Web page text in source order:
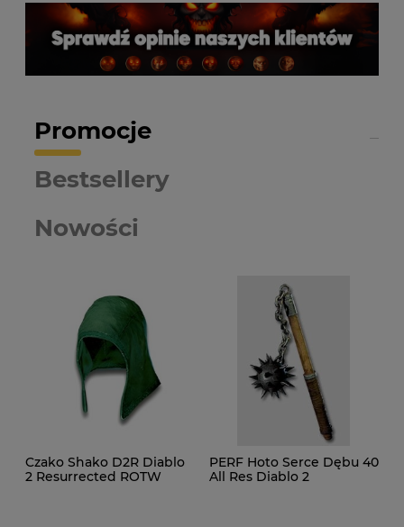
Promocje
Nowości
Bestsellery
Czako Shako D2R Diablo
2 Resurrected ROTW
PERF Hoto Serce Dębu 40
All Res Diablo 2